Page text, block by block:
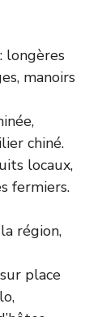
: longères
manoirs
chiné.
locaux,
fermiers.
région,
place